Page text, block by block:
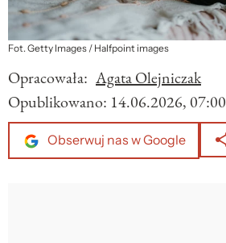
Fot. Getty Images / Halfpoint images
Opracowała: Agata Olejniczak
Opublikowano: 14.06.2026, 07:00
Obserwuj nas w Google